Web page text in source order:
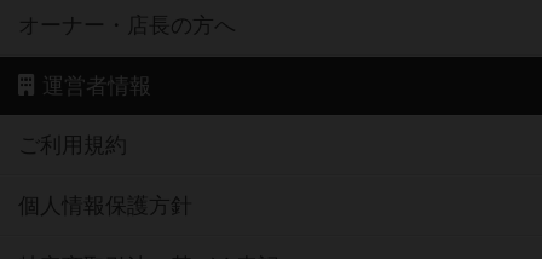
オーナー・店長の方へ
運営者情報
ご利用規約
個人情報保護方針